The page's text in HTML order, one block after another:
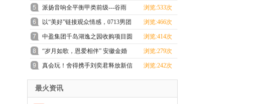
片助力健康生活
派扬音响全平衡甲类前级---谷雨
A160，搭载ESS903
浏览:533次
以“美好”链接观众情感，0713男团
助攻沱牌开年
浏览:466次
中盈集团千岛湖逸之园收购项目圆
满成功
浏览:414次
“岁月如歌，恩爱相伴” 安徽金婚
银婚集体婚礼庆
浏览:279次
真会玩！舍得携手刘奕君释放新信
号，品牌精神引
浏览:242次
最火资讯